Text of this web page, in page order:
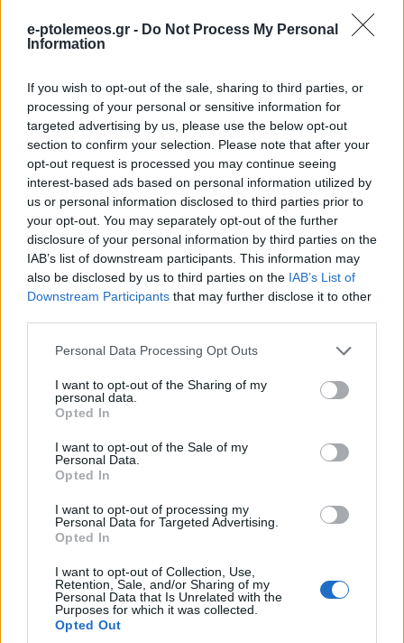
e-ptolemeos.gr - Do Not Process My Personal
Information
If you wish to opt-out of the sale, sharing to third parties, or
processing of your personal or sensitive information for
targeted advertising by us, please use the below opt-out
section to confirm your selection. Please note that after your
opt-out request is processed you may continue seeing
interest-based ads based on personal information utilized by
us or personal information disclosed to third parties prior to
your opt-out. You may separately opt-out of the further
disclosure of your personal information by third parties on the
IAB’s list of downstream participants. This information may
also be disclosed by us to third parties on the IAB’s List of
Downstream Participants that may further disclose it to other
Please note that this website/app uses one or more Google
not limited to your visit or usage behaviour. You may click to
grant or deny consent to Google and its third-party tags to
use your data for below specified purposes in below Google
consent section.
Personal Data Processing Opt Outs
I want to opt-out of the Sharing of my
personal data.
Opted In
I want to opt-out of the Sale of my
Personal Data.
Opted In
I want to opt-out of processing my
Personal Data for Targeted Advertising.
Opted In
I want to opt-out of Collection, Use,
Retention, Sale, and/or Sharing of my
Personal Data that Is Unrelated with the
Purposes for which it was collected.
Opted Out
ΚΟΙΝΩΝΊΑ
Εκδήλωση προς τιμήν
τοων ομογενών του
Βελβεντού την
Τετάρτη 12/8
9 Αυγούστου 2026, 12:01 μμ
ΕΛΛΆΔΑ
Εκρηκτικό κοκτέιλ με
40άρια και ανέμους
έως την Τρίτη – Αύριο
η πιο κρίσιμη ημέρα
9 Αυγούστου 2026, 11:59 πμ
ΕΛΛΆΔΑ
Έρχεται νέο Market
Pass από Σεπτέμβριο
για 200.000
δικαιούχους
9 Αυγούστου 2026, 11:30
ΚΟΙΝΩΝΊΑ
100 χρόνια Λιμνοχώρι
εκδηλώσεις στις 12,
9 Αυγούστου 2026, 11:04
πμ